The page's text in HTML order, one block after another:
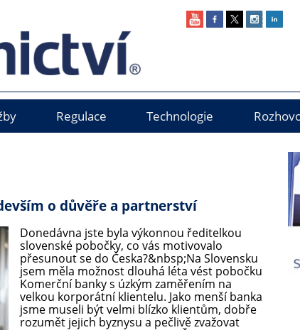
Regulace Technologie
o důvěře a partnerství
Donedávna jste byla výkonnou ředitelkou
slovenské pobočky, co vás motivovalo
přesunout se do Česka?&nbsp;Na Slovensku
jsem měla možnost dlouhá léta vést pobočku
Komerční banky s úzkým zaměřením na
velkou korporátní klientelu. Jako menší banka
jsme museli být velmi blízko klientům, dobře
rozumět jejich byznysu a pečlivě zvažovat